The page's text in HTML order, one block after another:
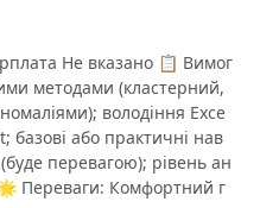
Не вказано 📋 Вимог
методами (кластерний,
володіння Exce
базові або практичні нав
перевагою); рівень ан
Переваги: Комфортний г